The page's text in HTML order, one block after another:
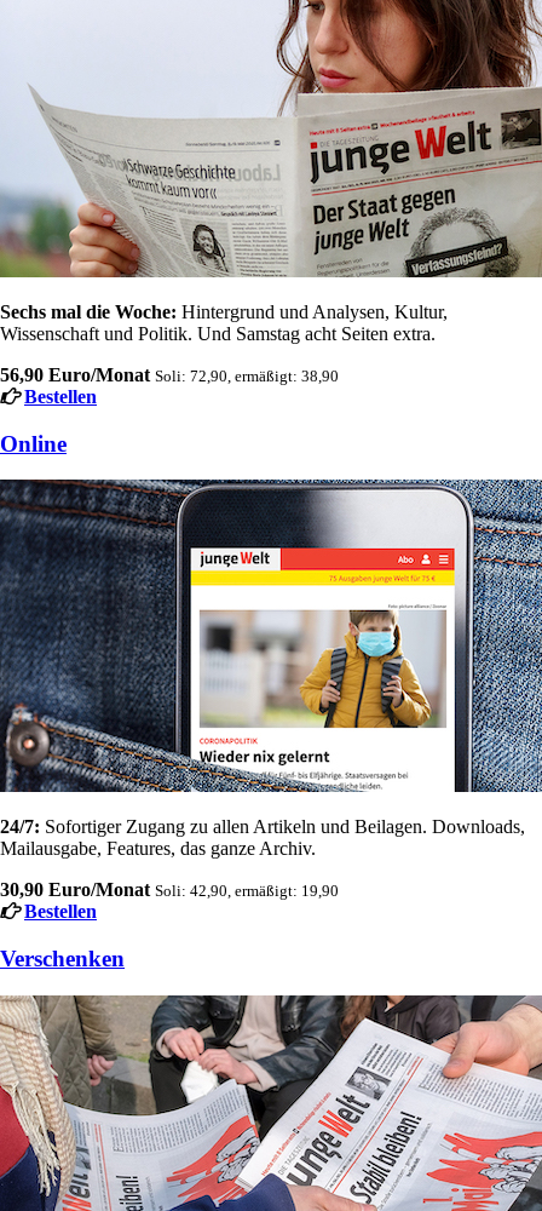
Sechs mal die Woche: Hintergrund und Analysen, Kultur,
Wissenschaft und Politik. Und Samstag acht Seiten extra.
56,90 Euro/Monat Soli: 72,90, ermäßigt: 38,90
Bestellen
Online
24/7: Sofortiger Zugang zu allen Artikeln und Beilagen. Downloads,
Mailausgabe, Features, das ganze Archiv.
30,90 Euro/Monat Soli: 42,90, ermäßigt: 19,90
Bestellen
Verschenken